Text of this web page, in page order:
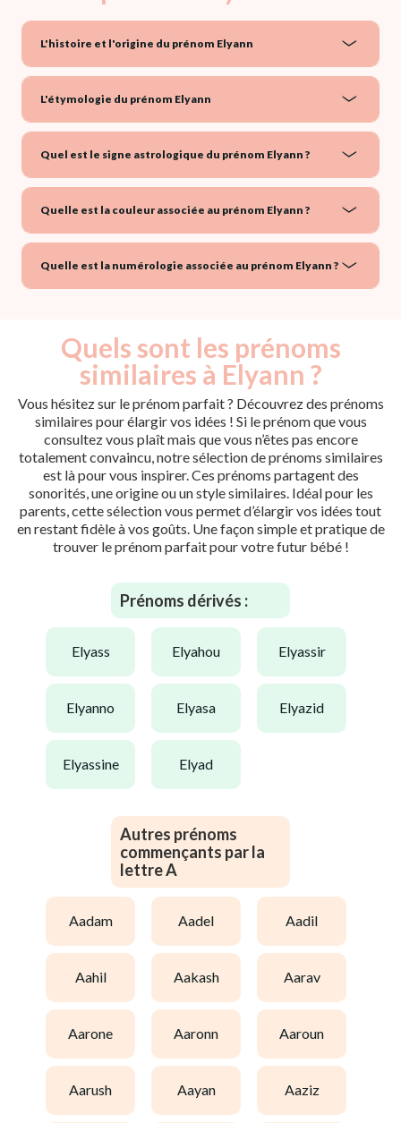
L'histoire et l'origine du prénom Elyann
L'étymologie du prénom Elyann
Quel est le signe astrologique du prénom Elyann ?
Quelle est la couleur associée au prénom Elyann ?
Quelle est la numérologie associée au prénom Elyann ?
Quels sont les prénoms
similaires à Elyann ?
Vous hésitez sur le prénom parfait ? Découvrez des prénoms
similaires pour élargir vos idées ! Si le prénom que vous
consultez vous plaît mais que vous n’êtes pas encore
totalement convaincu, notre sélection de prénoms similaires
est là pour vous inspirer. Ces prénoms partagent des
sonorités, une origine ou un style similaires. Idéal pour les
parents, cette sélection vous permet d’élargir vos idées tout
en restant fidèle à vos goûts. Une façon simple et pratique de
trouver le prénom parfait pour votre futur bébé !
Prénoms dérivés :
elyass elyahou elyassir
elyanno elyasa elyazid
elyassine elyad
Autres prénoms
commençants par la
lettre A
aadam aadel aadil
aahil aakash aarav
aarone aaronn aaroun
aarush aayan aaziz